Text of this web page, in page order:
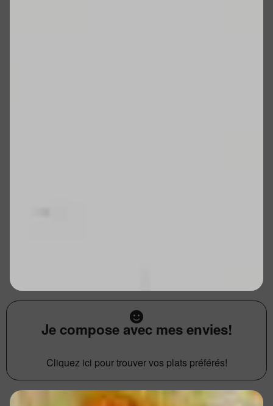
Je compose avec mes envies!
Cliquez ici pour trouver vos plats préférés!